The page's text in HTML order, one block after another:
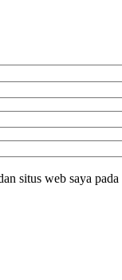
situs web saya